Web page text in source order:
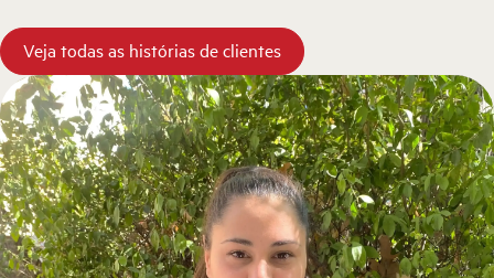
Veja todas as histórias de clientes